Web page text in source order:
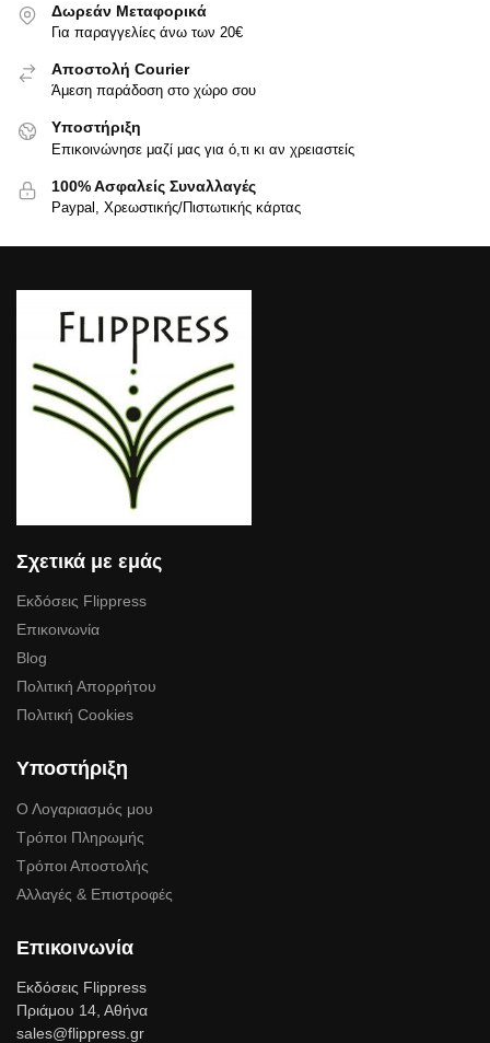
Δωρεάν Μεταφορικά
Για παραγγελίες άνω των 20€
Αποστολή Courier
Άμεση παράδοση στο χώρο σου
Υποστήριξη
Επικοινώνησε μαζί μας για ό,τι κι αν χρειαστείς
100% Ασφαλείς Συναλλαγές
Paypal, Χρεωστικής/Πιστωτικής κάρτας
Σχετικά με εμάς
Εκδόσεις Flippress
Επικοινωνία
Blog
Πολιτική Απορρήτου
Πολιτική Cookies
Υποστήριξη
Ο Λογαριασμός μου
Τρόποι Πληρωμής
Τρόποι Αποστολής
Αλλαγές & Επιστροφές
Επικοινωνία
Εκδόσεις Flippress
Πριάμου 14, Αθήνα
sales@flippress.gr